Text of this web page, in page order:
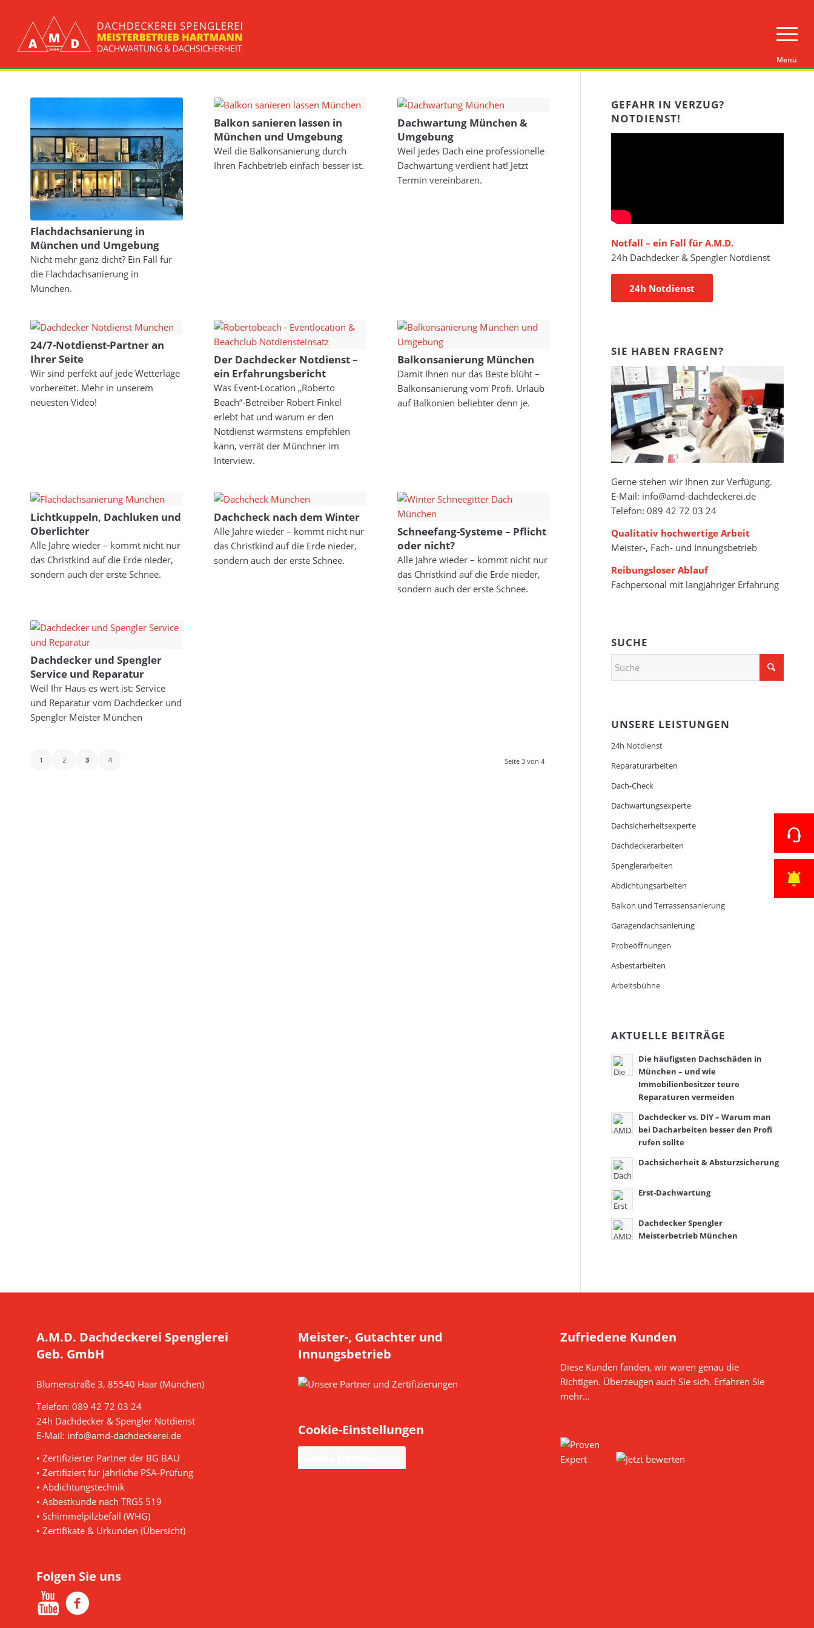
Flach­dach­sanierung in
München und Um­gebung
Nicht mehr ganz dicht? Ein Fall für
die Flachdachsanierung in
München.
Balkon sanieren lassen in
München und Umgebung
Weil die Balkonsanierung durch
Ihren Fachbetrieb einfach besser ist.
Dachwartung München &
Umgebung
Weil jedes Dach eine professionelle
Dachwartung verdient hat! Jetzt
Termin vereinbaren.
24/7-Notdienst-Partner an
Ihrer Seite
Wir sind perfekt auf jede Wetterlage
vorbereitet. Mehr in unserem
neuesten Video!
Der Dachdecker Notdienst –
ein Erfahrungsbericht
Was Event-Location „Roberto
Beach“-Betreiber Robert Finkel
erlebt hat und warum er den
Notdienst wärmstens empfehlen
kann, verrät der Münchner im
Interview.
Balkonsanierung München
Damit Ihnen nur das Beste blüht –
Balkonsanierung vom Profi. Urlaub
auf Balkonien beliebter denn je.
Lichtkuppeln, Dachluken und
Oberlichter
Alle Jahre wieder – kommt nicht nur
das Christkind auf die Erde nieder,
sondern auch der erste Schnee.
Dachcheck nach dem Winter
Alle Jahre wieder – kommt nicht nur
das Christkind auf die Erde nieder,
sondern auch der erste Schnee.
Schneefang-Systeme – Pflicht
oder nicht?
Alle Jahre wieder – kommt nicht nur
das Christkind auf die Erde nieder,
sondern auch der erste Schnee.
Dachdecker und Spengler
Service und Reparatur
Weil Ihr Haus es wert ist: Service
und Reparatur vom Dachdecker und
Spengler Meister München
Seite 3 von 4
1 2 3 4
GEFAHR IN VERZUG?
NOTDIENST!
Notfall – ein Fall für A.M.D.
24h Dachdecker & Spengler Notdienst
24h Notdienst
SIE HABEN FRAGEN?
Gerne stehen wir Ihnen zur Verfügung.
E-Mail: info@amd-dachdeckerei.de
Telefon: 089 42 72 03 24
Qualitativ hochwertige Arbeit
Meister-, Fach- und Innungsbetrieb
Reibungsloser Ablauf
Fachpersonal mit langjähriger Erfahrung
SUCHE
UNSERE LEISTUNGEN
24h Notdienst
Reparaturarbeiten
Dach-Check
Dachwartungsexperte
Dachsicherheitsexperte
Dachdeckerarbeiten
Spenglerarbeiten
Abdichtungsarbeiten
Balkon und Terrassensanierung
Garagendachsanierung
Probeöffnungen
Asbestarbeiten
Arbeitsbühne
AKTUELLE BEITRÄGE
Die häufigsten Dachschäden in
München – und wie
Immobilienbesitzer teure
Reparaturen vermeiden
Dachdecker vs. DIY – Warum man
bei Dacharbeiten besser den Profi
rufen sollte
Dachsicherheit & Absturzsicherung
Erst-Dachwartung
Dachdecker Spengler
Meisterbetrieb München
A.M.D. Dachdeckerei Spenglerei
Geb. GmbH
Blumenstraße 3, 85540 Haar (München)
Telefon: 089 42 72 03 24
24h Dachdecker & Spengler Notdienst
E-Mail: info@amd-dachdeckerei.de
• Zertifizierter Partner der BG BAU
• Zertifiziert für jährliche PSA-Prüfung
• Abdichtungstechnik
• Asbestkunde nach TRGS 519
• Schimmelpilzbefall (WHG)
• Zertifikate & Urkunden (Übersicht)
Folgen Sie uns
Meister-, Gutachter und
Innungsbetrieb
Cookie-Einstellungen
Zufriedene Kunden
Diese Kunden fanden, wir waren genau die
Richtigen. Überzeugen auch Sie sich. Erfahren Sie
mehr…